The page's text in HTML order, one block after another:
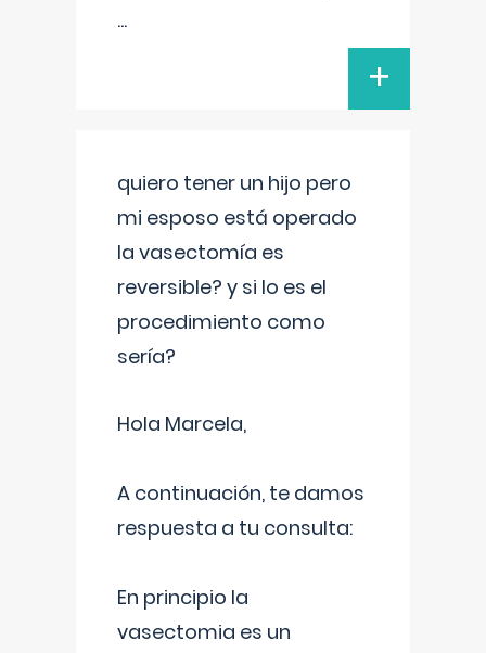
...
+
quiero tener un hijo pero
mi esposo está operado
la vasectomía es
reversible? y si lo es el
procedimiento como
sería?
Hola Marcela,
A continuación, te damos
respuesta a tu consulta:
En principio la
vasectomia es un